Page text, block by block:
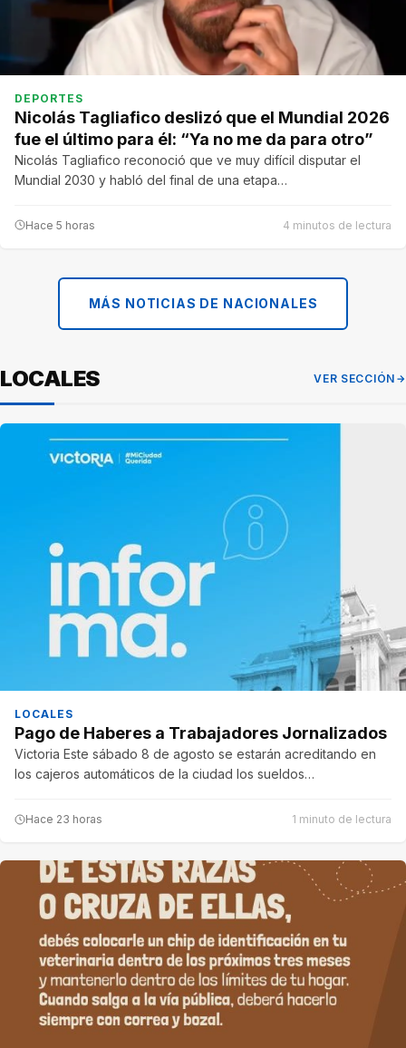
DEPORTES
Nicolás Tagliafico deslizó que el Mundial 2026
fue el último para él: “Ya no me da para otro”
Nicolás Tagliafico reconoció que ve muy difícil disputar el
Mundial 2030 y habló del final de una etapa…
Hace 5 horas 4 minutos de lectura
MÁS NOTICIAS DE NACIONALES
LOCALES VER SECCIÓN
LOCALES
Pago de Haberes a Trabajadores Jornalizados
Victoria Este sábado 8 de agosto se estarán acreditando en
los cajeros automáticos de la ciudad los sueldos…
Hace 23 horas 1 minuto de lectura